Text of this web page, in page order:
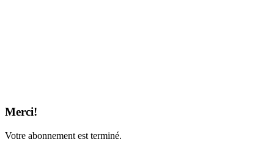
Merci!
Votre abonnement est terminé.